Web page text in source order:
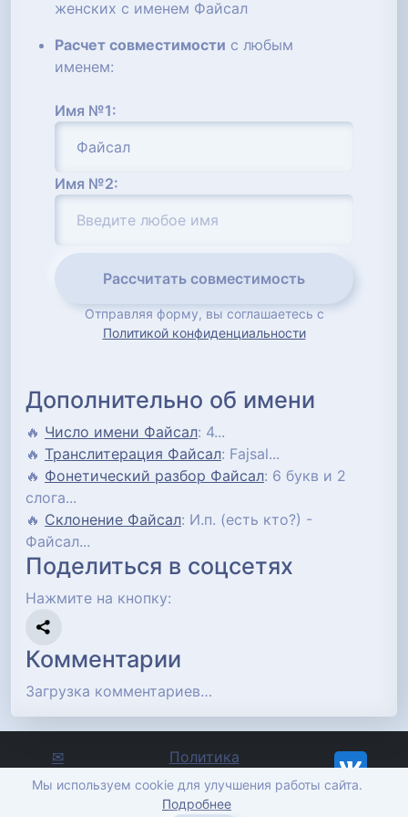
женских с именем Файсал
Расчет совместимости с любым
именем:
Имя №1:
Имя №2:
Рассчитать совместимость
Отправляя форму, вы соглашаетесь с
Политикой конфиденциальности
Дополнительно об имени
🔥 Число имени Файсал: 4...
🔥 Транслитерация Файсал: Fajsal...
🔥 Фонетический разбор Файсал: 6 букв и 2
слога...
🔥 Склонение Файсал: И.п. (есть кто?) -
Файсал...
Поделиться в соцсетях
Нажмите на кнопку:
Комментарии
Загрузка комментариев…
✉
Отправить
Политика
конфиденциальности
imena-znachenie.ru, ©
Мы используем cookie для улучшения работы сайта.
Подробнее